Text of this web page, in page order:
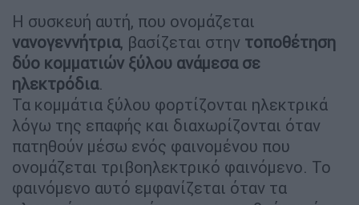
Η συσκευή αυτή, που ονομάζεται
νανογεννήτρια, βασίζεται στην τοποθέτηση
δύο κομματιών ξύλου ανάμεσα σε
ηλεκτρόδια.
Τα κομμάτια ξύλου φορτίζονται ηλεκτρικά
λόγω της επαφής και διαχωρίζονται όταν
πατηθούν μέσω ενός φαινομένου που
ονομάζεται τριβοηλεκτρικό φαινόμενο. Το
φαινόμενο αυτό εμφανίζεται όταν τα